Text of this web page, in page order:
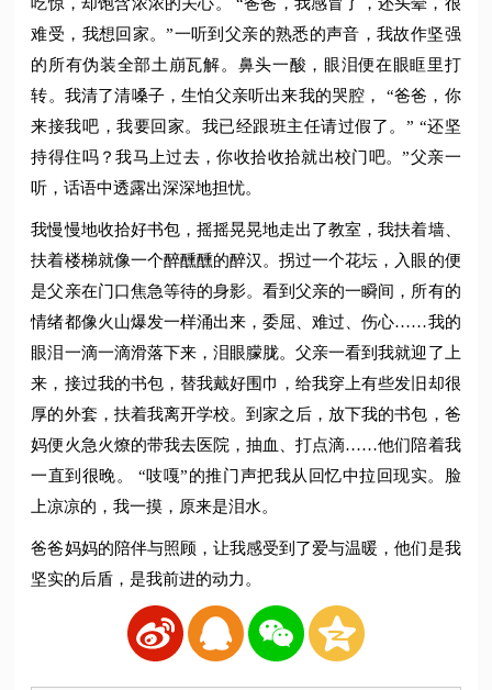
难受，我想回家。”一听到父亲的熟悉的声音，我故作坚强
的所有伪装全部土崩瓦解。鼻头一酸，眼泪便在眼眶里打
转。我清了清嗓子，生怕父亲听出来我的哭腔， “爸爸，你
来接我吧，我要回家。我已经跟班主任请过假了。” “还坚
持得住吗？我马上过去，你收拾收拾就出校门吧。”父亲一
听，话语中透露出深深地担忧。
我慢慢地收拾好书包，摇摇晃晃地走出了教室，我扶着墙、
扶着楼梯就像一个醉醺醺的醉汉。拐过一个花坛，入眼的便
是父亲在门口焦急等待的身影。看到父亲的一瞬间，所有的
情绪都像火山爆发一样涌出来，委屈、难过、伤心……我的
眼泪一滴一滴滑落下来，泪眼朦胧。父亲一看到我就迎了上
来，接过我的书包，替我戴好围巾，给我穿上有些发旧却很
厚的外套，扶着我离开学校。到家之后，放下我的书包，爸
妈便火急火燎的带我去医院，抽血、打点滴……他们陪着我
一直到很晚。 “吱嘎”的推门声把我从回忆中拉回现实。脸
上凉凉的，我一摸，原来是泪水。
爸爸妈妈的陪伴与照顾，让我感受到了爱与温暖，他们是我
坚实的后盾，是我前进的动力。